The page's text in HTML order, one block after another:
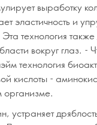
выработку
эластичность и
технология также
вокруг глаз. -
технология
кислоты -
устраняет